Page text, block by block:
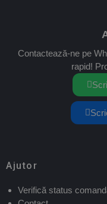
Contactează-ne pe
rapid!
Ajutor
Verifică status